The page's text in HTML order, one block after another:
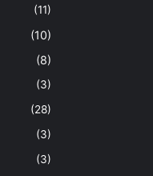
(11)
(10)
(8)
(3)
(28)
(3)
(3)